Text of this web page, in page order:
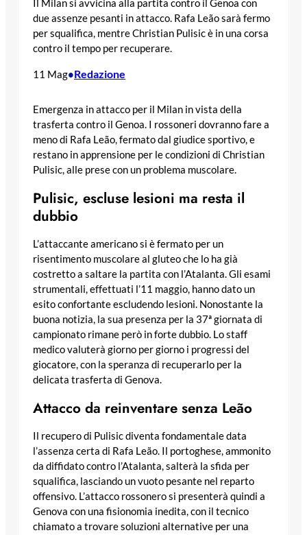
Il Milan si avvicina alla partita contro il Genoa con
due assenze pesanti in attacco. Rafa Leão sarà fermo
per squalifica, mentre Christian Pulisic è in una corsa
contro il tempo per recuperare.
11 Mag•Redazione
Emergenza in attacco per il Milan in vista della
trasferta contro il Genoa. I rossoneri dovranno fare a
meno di Rafa Leão, fermato dal giudice sportivo, e
restano in apprensione per le condizioni di Christian
Pulisic, alle prese con un problema muscolare.
Pulisic, escluse lesioni ma resta il
dubbio
L’attaccante americano si è fermato per un
risentimento muscolare al gluteo che lo ha già
costretto a saltare la partita con l’Atalanta. Gli esami
strumentali, effettuati l’11 maggio, hanno dato un
esito confortante escludendo lesioni. Nonostante la
buona notizia, la sua presenza per la 37ª giornata di
campionato rimane però in forte dubbio. Lo staff
medico valuterà giorno per giorno i progressi del
giocatore, con la speranza di recuperarlo per la
delicata trasferta di Genova.
Attacco da reinventare senza Leão
Il recupero di Pulisic diventa fondamentale data
l’assenza certa di Rafa Leão. Il portoghese, ammonito
da diffidato contro l’Atalanta, salterà la sfida per
squalifica, lasciando un vuoto pesante nel reparto
offensivo. L’attacco rossonero si presenterà quindi a
Genova con una fisionomia inedita, con il tecnico
chiamato a trovare soluzioni alternative per una